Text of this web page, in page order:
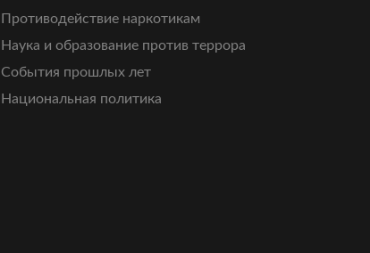
Противодействие наркотикам
Наука и образование против террора
События прошлых лет
Национальная политика